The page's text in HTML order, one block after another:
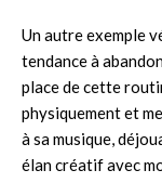
Un autre exemple
tendance à
place de cette
physiquement et
à sa musique,
élan créatif avec